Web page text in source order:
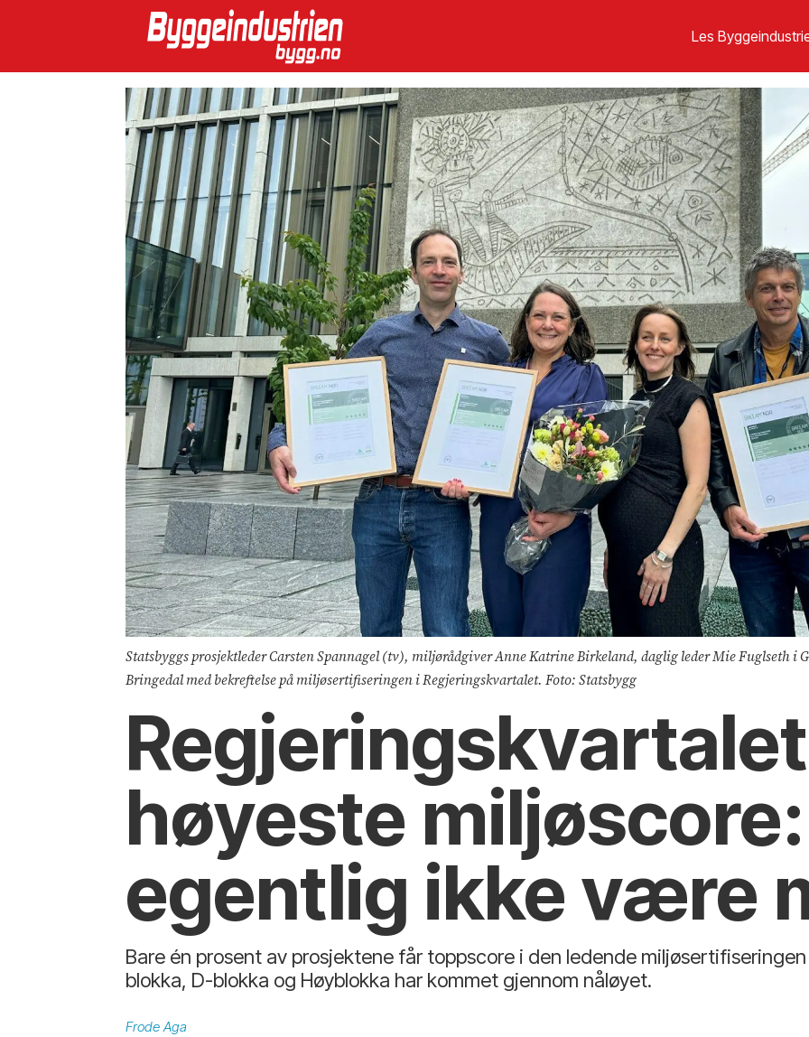
Les
Statsbyggs prosjektleder Carsten Spannagel (tv), miljørådgiver Anne Katrine Birkeland, daglig leder Mie Fuglseth i
Bringedal med bekreftelse på miljøsertifiseringen i Regjeringskvartalet. Foto: Statsbygg
høyeste
egentlig ikke være
Bare én prosent av prosjektene får toppscore i den ledende
blokka, D-blokka og Høyblokka har kommet gjennom nåløyet.
Frode Aga